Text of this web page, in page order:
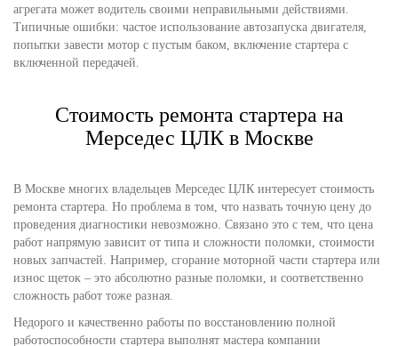
агрегата может водитель своими неправильными действиями.
Типичные ошибки: частое использование автозапуска двигателя,
попытки завести мотор с пустым баком, включение стартера с
включенной передачей.
Стоимость ремонта стартера на
Мерседес ЦЛК в Москве
В Москве многих владельцев Мерседес ЦЛК интересует стоимость
ремонта стартера. Но проблема в том, что назвать точную цену до
проведения диагностики невозможно. Связано это с тем, что цена
работ напрямую зависит от типа и сложности поломки, стоимости
новых запчастей. Например, сгорание моторной части стартера или
износ щеток – это абсолютно разные поломки, и соответственно
сложность работ тоже разная.
Недорого и качественно работы по восстановлению полной
работоспособности стартера выполнят мастера компании